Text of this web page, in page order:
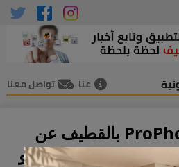
عنا تواصل معنا
يعلن برو فوتو ProPhoto بالقطيف عن
جرافيك - مصور فيديو